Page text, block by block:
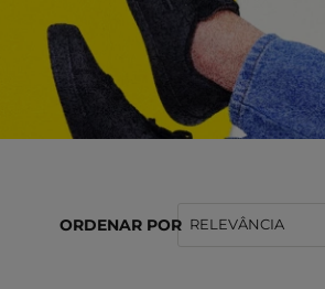
ORDENAR POR RELEVÂNCIA